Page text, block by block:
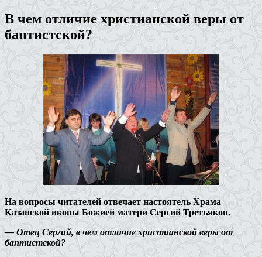
В чем отличие христианской веры от
баптистской?
На вопросы читателей отвечает настоятель Храма
Казанской иконы Божией матери Сергий Третьяков.
— Отец Сергий, в чем отличие христианской веры от
баптистской?